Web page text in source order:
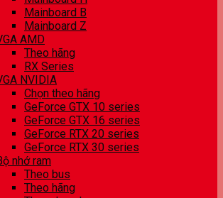
Mainboard B
Mainboard Z
AMD
Theo hãng
RX Series
NVIDIA
Chọn theo hãng
GeForce GTX 10 series
GeForce GTX 16 series
GeForce RTX 20 series
GeForce RTX 30 series
nhớ ram
Theo bus
Theo hãng